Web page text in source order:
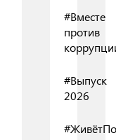
#Вместе
против
#Выпуск
2026